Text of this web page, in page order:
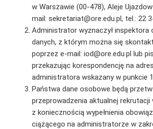
w Warszawie (00-478), Aleje
mail: sekretariat@ore.edu.pl, tel.: 22
Administrator wyznaczył inspektora
danych, z którym można się
poprzez e-mail: iod@ore.edu.pl lub
przekazując korespondencję na
administratora wskazany w punkcie
Państwa dane osobowe będą
przeprowadzenia aktualnej rekrutacji
z koniecznością wypełnienia
ciążącego na administratorze w